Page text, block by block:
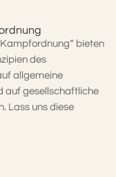
bieten
des
allgemeine
auf gesellschaftliche
Lass uns diese